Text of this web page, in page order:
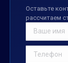
Оставьте
рассчитаем